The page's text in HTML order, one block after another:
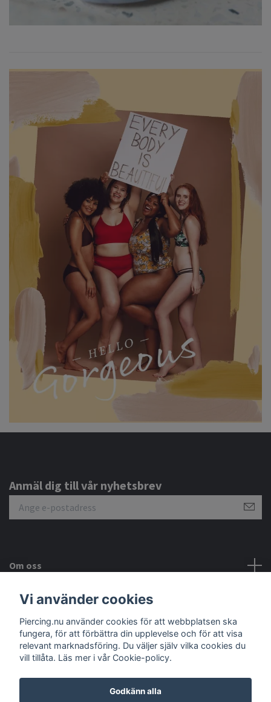
Anmäl dig till vår nyhetsbrev
Om oss
Kundtjänst
Sociala medier
Vi använder cookies
Piercing.nu använder cookies för att webbplatsen ska
fungera, för att förbättra din upplevelse och för att visa
relevant marknadsföring. Du väljer själv vilka cookies du
vill tillåta. Läs mer i vår Cookie-policy.
Godkänn alla